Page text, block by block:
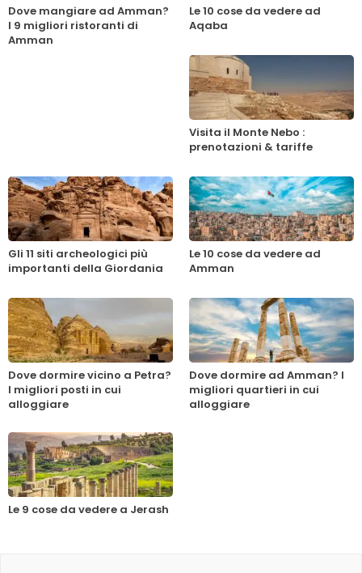
Dove mangiare ad Amman?
I 9 migliori ristoranti di
Amman
Le 10 cose da vedere ad
Aqaba
Visita il Monte Nebo :
prenotazioni & tariffe
Gli 11 siti archeologici più
importanti della Giordania
Le 10 cose da vedere ad
Amman
Dove dormire vicino a Petra?
I migliori posti in cui
alloggiare
Dove dormire ad Amman? I
migliori quartieri in cui
alloggiare
Le 9 cose da vedere a Jerash